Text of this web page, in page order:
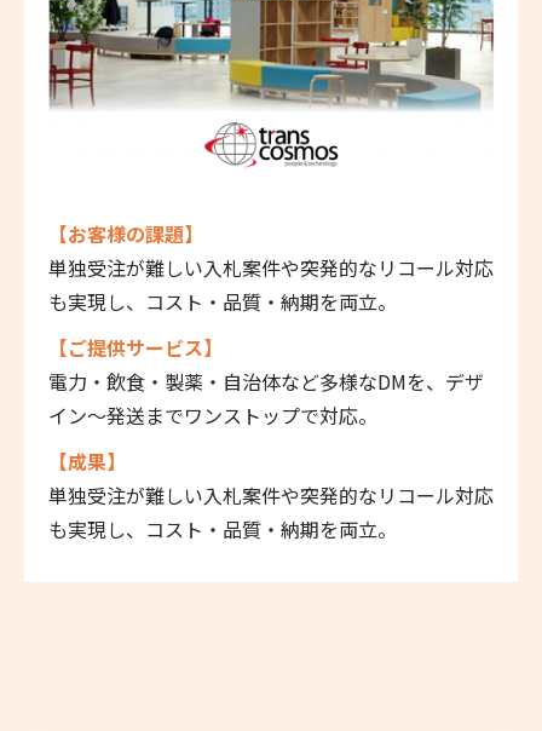
【お客様の課題】
単独受注が難しい入札案件や突発的なリコール対応
も実現し、コスト・品質・納期を両立。
【ご提供サービス】
電力・飲食・製薬・自治体など多様なDMを、デザ
イン〜発送までワンストップで対応。
【成果】
単独受注が難しい入札案件や突発的なリコール対応
も実現し、コスト・品質・納期を両立。